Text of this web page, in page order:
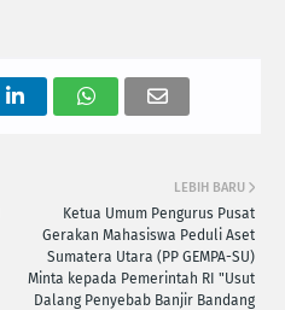
LEBIH BARU
Ketua Umum Pengurus Pusat
Gerakan Mahasiswa Peduli Aset
Sumatera Utara (PP GEMPA-SU)
Minta kepada Pemerintah RI "Usut
Dalang Penyebab Banjir Bandang